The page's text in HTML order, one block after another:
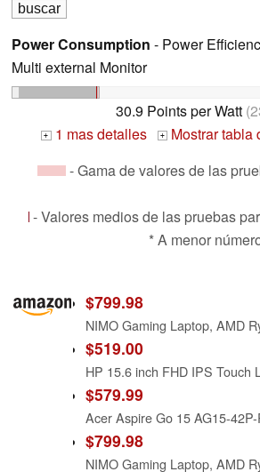
Power Consumption - Power
Multi external Monitor
30.9 Points per Watt
+ 1 mas detalles +
Mostrar tabla
- Gama de valores de las
- Valores medios de las pruebas
* A menor
$799.98
$519.00
$579.99
$799.98